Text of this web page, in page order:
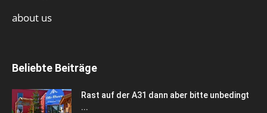
about us
Beliebte Beiträge
Rast auf der A31 dann aber bitte unbedingt
...